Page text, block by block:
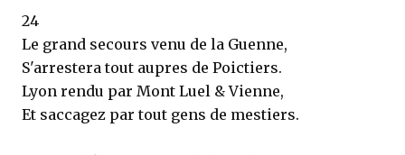
24
Le grand secours venu de la Guenne,
S'arrestera tout aupres de Poictiers.
Lyon rendu par Mont Luel & Vienne,
Et saccagez par tout gens de mestiers.